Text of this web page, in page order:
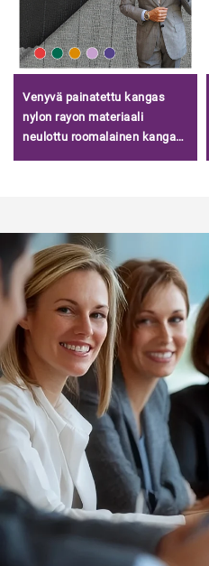
Venyvä painatettu kangas
nylon rayon materiaali
neulottu roomalainen kangas